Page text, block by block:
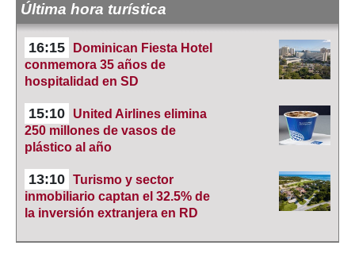
Última hora turística
16:15
Dominican Fiesta Hotel
conmemora 35 años de
hospitalidad en SD
15:10
United Airlines elimina
250 millones de vasos de
plástico al año
13:10 Turismo y sector
inmobiliario captan el 32.5% de
la inversión extranjera en RD